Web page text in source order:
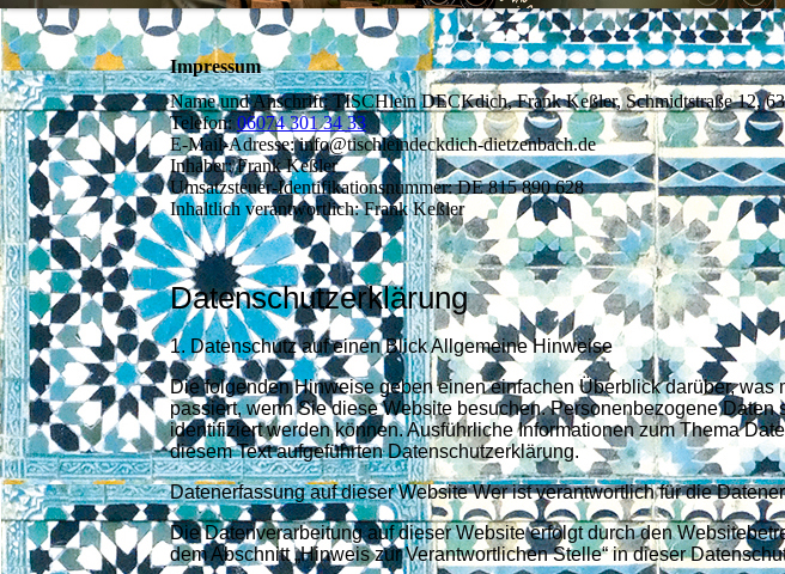
Impressum
Name und Anschrift: TISCHlein DECKdich, Frank Keßler, Schmidtstraße 12,
Telefon:06074 301 34 33
E-Mail-Adresse: info@tischleindeckdich-dietzenbach.de
Inhaber: Frank Keßler
Umsatzsteuer-Identifikationsnummer: DE 815 890 628
Inhaltlich verantwortlich: Frank Keßler
Datenschutzerklärung
1. Datenschutz auf einen Blick Allgemeine Hinweise
Die folgenden Hinweise geben einen einfachen Überblick darüber, was
passiert, wenn Sie diese Website besuchen. Personenbezogene
identifiziert werden können. Ausführliche Informationen zum Thema
diesem Text aufgeführten Datenschutzerklärung.
Datenerfassung auf dieser Website Wer ist verantwortlich für die
Die Datenverarbeitung auf dieser Website erfolgt durch den
dem Abschnitt „Hinweis zur Verantwortlichen Stelle“ in dieser